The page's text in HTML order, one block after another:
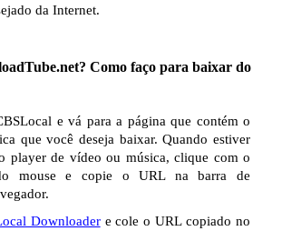
da Internet.
Como faço para baixar do
e vá para a página que contém o
que você deseja baixar. Quando estiver
player de vídeo ou música, clique com o
mouse e copie o URL na barra de
Downloadere cole o URL copiado no